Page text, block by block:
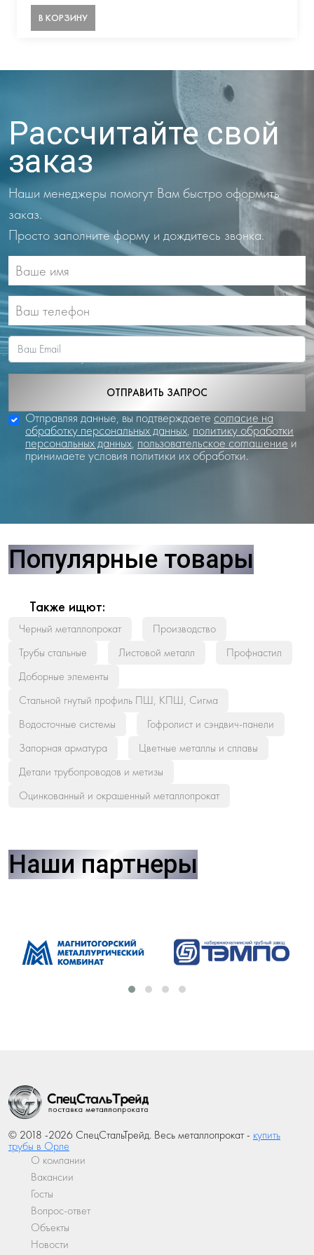
В КОРЗИНУ
Рассчитайте свой
заказ
Наши менеджеры помогут Вам быстро оформить
заказ.
Просто заполните форму и дождитесь звонка.
ОТПРАВИТЬ ЗАПРОС
Отправляя данные, вы подтверждаете согласие на
обработку персональных данных, политику обработки
персональных данных, пользовательское соглашение и
принимаете условия политики их обработки.
Популярные товары
Также ищют:
Черный металлопрокат
Производство
Трубы стальные
Листовой металл
Профнастил
Доборные элементы
Стальной гнутый профиль ПШ, КПШ, Сигма
Водосточные системы
Гофролист и сэндвич-панели
Запорная арматура
Цветные металлы и сплавы
Детали трубопроводов и метизы
Оцинкованный и окрашенный металлопрокат
Наши партнеры
© 2018 -2026 СпецСтальТрейд. Весь металлопрокат - купить
трубы в Орле
О компании
Вакансии
Госты
Вопрос-ответ
Объекты
Новости